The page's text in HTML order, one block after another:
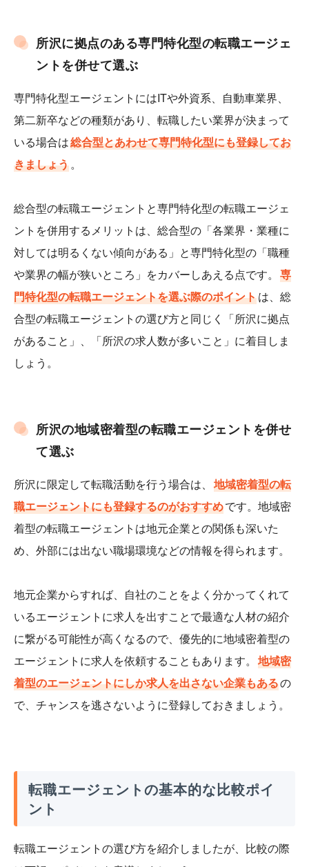
所沢に拠点のある専門特化型の転職エージェ
ントを併せて選ぶ
専門特化型エージェントにはITや外資系、自動車業界、
第二新卒などの種類があり、転職したい業界が決まって
いる場合は総合型とあわせて専門特化型にも登録してお
きましょう。
総合型の転職エージェントと専門特化型の転職エージェ
ントを併用するメリットは、総合型の「各業界・業種に
対しては明るくない傾向がある」と専門特化型の「職種
や業界の幅が狭いところ」をカバーしあえる点です。 専
門特化型の転職エージェントを選ぶ際のポイントは、総
合型の転職エージェントの選び方と同じく「所沢に拠点
があること」、「所沢の求人数が多いこと」に着目しま
しょう。
所沢の地域密着型の転職エージェントを併せ
て選ぶ
所沢に限定して転職活動を行う場合は、 地域密着型の転
職エージェントにも登録するのがおすすめです。地域密
着型の転職エージェントは地元企業との関係も深いた
め、外部には出ない職場環境などの情報を得られます。
地元企業からすれば、自社のことをよく分かってくれて
いるエージェントに求人を出すことで最適な人材の紹介
に繋がる可能性が高くなるので、優先的に地域密着型の
エージェントに求人を依頼することもあります。 地域密
着型のエージェントにしか求人を出さない企業もあるの
で、チャンスを逃さないように登録しておきましょう。
転職エージェントの基本的な比較ポイ
ント
転職エージェントの選び方を紹介しましたが、比較の際